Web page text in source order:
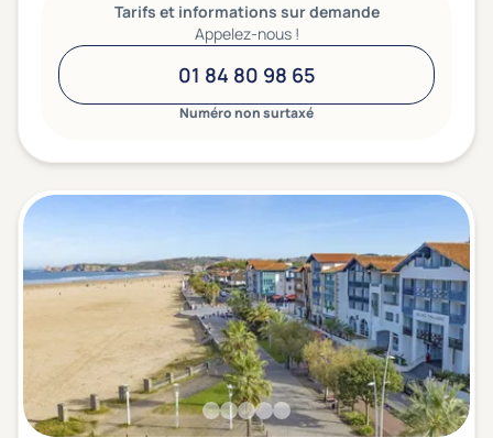
Tarifs et informations sur demande
Appelez-nous !
01 84 80 98 65
Numéro non surtaxé